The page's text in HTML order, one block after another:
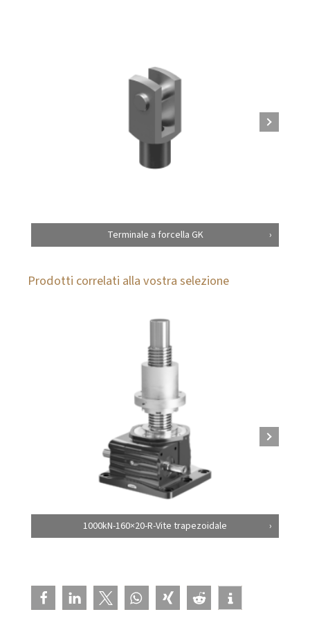
Terminale a forcella GK
Prodotti correlati alla vostra selezione
1000kN-160×20-R-Vite trapezoidale